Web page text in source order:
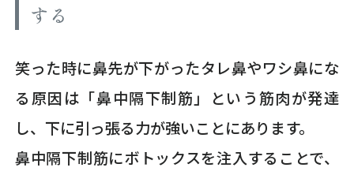
する
笑った時に鼻先が下がったタレ鼻やワシ鼻にな
る原因は「鼻中隔下制筋」という筋肉が発達
し、下に引っ張る力が強いことにあります。
鼻中隔下制筋にボトックスを注入することで、